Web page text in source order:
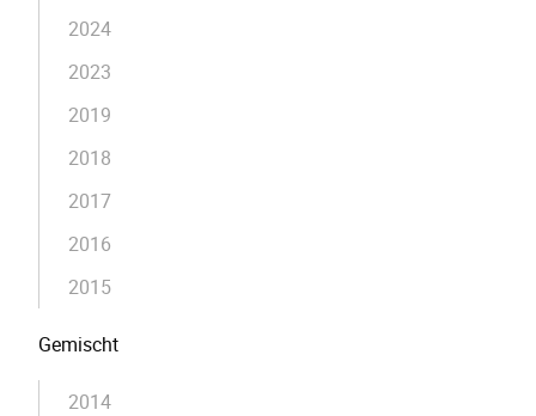
2024
2023
2019
2018
2017
2016
2015
Gemischt
2014